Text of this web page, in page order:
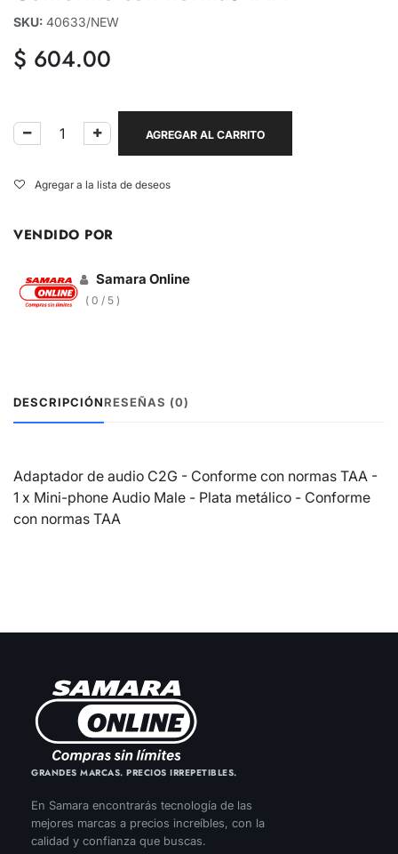
SKU: 40633/NEW
$ 604.00
AGREGAR AL CARRITO
Agregar a la lista de deseos
VENDIDO POR
Samara Online
( 0 / 5 )
DESCRIPCIÓNRESEÑAS (0)
Adaptador de audio C2G - Conforme con normas TAA -
1 x Mini-phone Audio Male - Plata metálico - Conforme
con normas TAA
GRANDES MARCAS. PRECIOS IRREPETIBLES.
En Samara encontrarás tecnología de las
mejores marcas a precios increíbles, con la
calidad y confianza que buscas.